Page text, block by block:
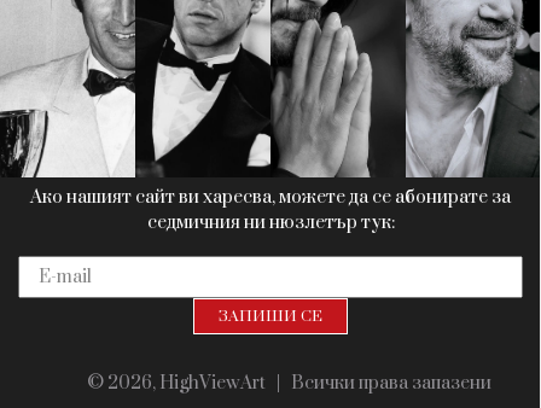
СЛЕДВАЙТЕ НИ
Facebook Instagram Twitter
Pinterest
YouTube
Spotify Soundcloud
Ако нашият сайт ви харесва, можете да се абонирате за
седмичния ни нюзлетър тук:
© 2026, HighViewArt | Всички права запазени